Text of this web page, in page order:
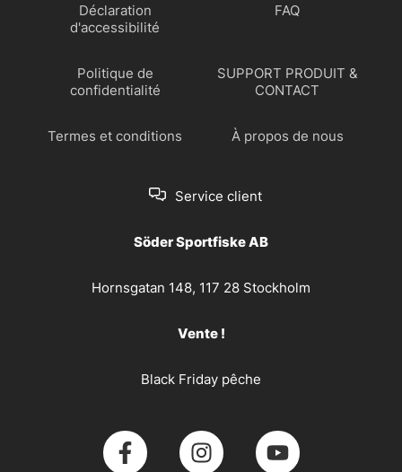
Déclaration
d'accessibilité
FAQ
Politique de
confidentialité
SUPPORT PRODUIT &
CONTACT
Termes et conditions À propos de nous
Service client
Söder Sportfiske AB
Hornsgatan 148, 117 28 Stockholm
Vente !
Black Friday pêche